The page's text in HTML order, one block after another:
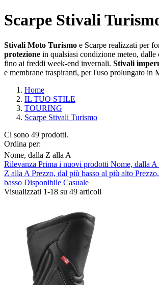
Scarpe Stivali
Stivali Moto Turismo e Scarpe realizzati per
protezione in qualsiasi condizione meteo, dalle
fino ai freddi week-end invernali. Stivali
e membrane traspiranti, per l'uso prolungato in
Home
IL TUO STILE
TOURING
Scarpe Stivali Turismo
Cancella filtri
Composizione
Impermeabile
28
Non Impermeabile
Pelle 1
Pelle Traforata
2
Produttori
Ci sono 49 prodotti.
Ordina per:
Nome, dalla Z alla A
Rilevanza Prima i nuovi prodotti Nome, dalla A
Z alla A Prezzo, dal più basso al più alto
basso Disponibile Casuale
Visualizzati 1-18 su 49 articoli